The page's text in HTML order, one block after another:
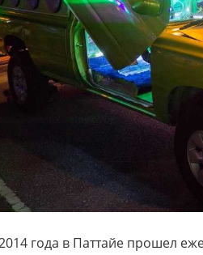
года в Паттайе прошел